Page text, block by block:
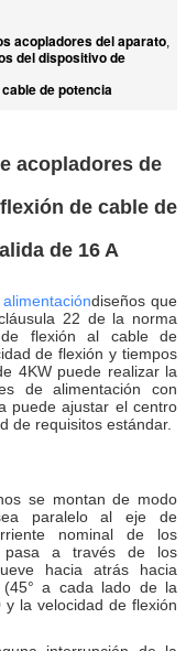
acopladores del aparato,
del dispositivo de
de potencia
acopladores de
de cable de
de 16 A
diseños que
22 de la norma
de flexión al cable de
de flexión y tiempos
4KW puede realizar la
de alimentación con
puede ajustar el centro
de requisitos estándar.
se montan de modo
paralelo al eje de
nominal de los
pasa a través de los
hacia atrás hacia
a cada lado de la
la velocidad de flexión